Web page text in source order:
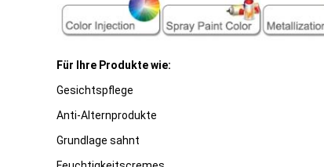
Für Ihre Produkte wie:
Gesichtspflege
Anti-Alternprodukte
Grundlage sahnt